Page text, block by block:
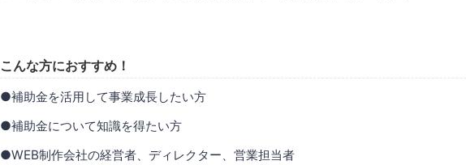
こんな方におすすめ！
●補助金を活用して事業成長したい方
●補助金について知識を得たい方
●WEB制作会社の経営者、ディレクター、営業担当者